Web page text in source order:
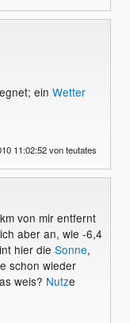
ein Wetter
11:02:52 von teutates
von mir entfernt
aber an, wie -6,4
hier die Sonne,
schon wieder
weis? Nutze